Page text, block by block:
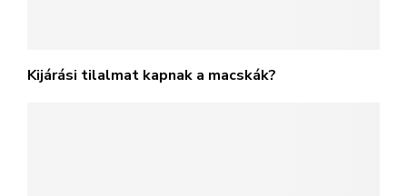
Kijárási tilalmat kapnak a macskák?